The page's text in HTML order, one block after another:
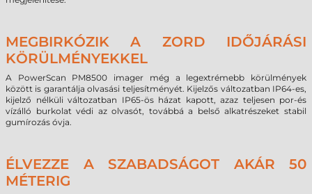
MEGBIRKÓZIK A ZORD IDŐJÁRÁSI
KÖRÜLMÉNYEKKEL
A PowerScan PM8500 imager még a legextrémebb körülmények
között is garantálja olvasási teljesítményét. Kijelzős változatban IP64-es,
kijelző nélküli változatban IP65-ös házat kapott, azaz teljesen por-és
vízálló burkolat védi az olvasót, továbbá a belső alkatrészeket stabil
gumírozás óvja.
ÉLVEZZE A SZABADSÁGOT AKÁR 50
MÉTERIG